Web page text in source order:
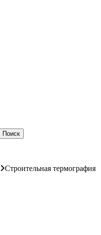
Поиск
Строительная термография